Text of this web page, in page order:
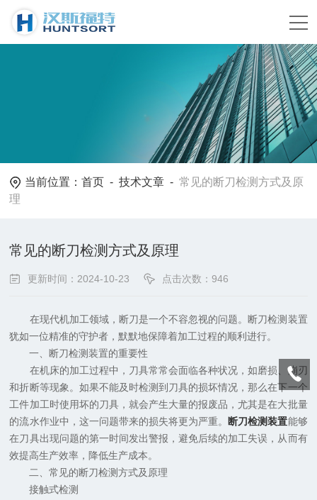
当前位置：首页 -技术文章 -常见的断刀检测方式及原
理
常见的断刀检测方式及原理
更新时间：2024-10-23 点击次数：946
在现代机加工领域，断刀是一个不容忽视的问题。断刀检测装置
犹如一位精准的守护者，默默地保障着加工过程的顺利进行。
一、断刀检测装置的重要性
在机床的加工过程中，刀具常常会面临各种状况，如磨损、崩刃
和折断等现象。如果不能及时检测到刀具的损坏情况，那么在下一个
工件加工时使用坏的刀具，就会产生大量的报废品，尤其是在大批量
的流水作业中，这一问题带来的损失将更为严重。
断刀检测装置能够
在刀具出现问题的第一时间发出警报，避免后续的加工失误，从而有
效提高生产效率，降低生产成本。
二、常见的断刀检测方式及原理
接触式检测